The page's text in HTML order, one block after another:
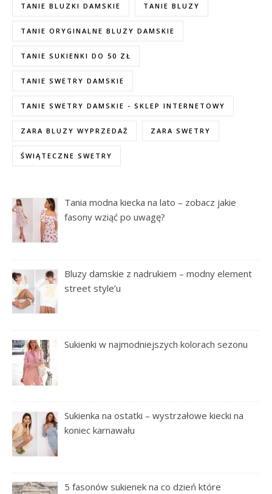
TANIE BLUZKI DAMSKIE TANIE BLUZY
TANIE ORYGINALNE BLUZY DAMSKIE
TANIE SUKIENKI DO 50 ZŁ
TANIE SWETRY DAMSKIE
TANIE SWETRY DAMSKIE - SKLEP INTERNETOWY
ZARA BLUZY WYPRZEDAŻ ZARA SWETRY
ŚWIĄTECZNE SWETRY
Tania modna kiecka na lato – zobacz jakie
fasony wziąć po uwagę?
Bluzy damskie z nadrukiem – modny element
street style’u
Sukienki w najmodniejszych kolorach sezonu
Sukienka na ostatki – wystrzałowe kiecki na
koniec karnawału
5 fasonów sukienek na co dzień które